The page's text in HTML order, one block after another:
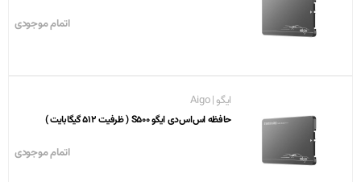
اتمام موجودی
ایگو | Aigo
حافظه اس‌اس‌دی ایگو S500 ( ظرفیت 512 گیگابایت )
اتمام موجودی